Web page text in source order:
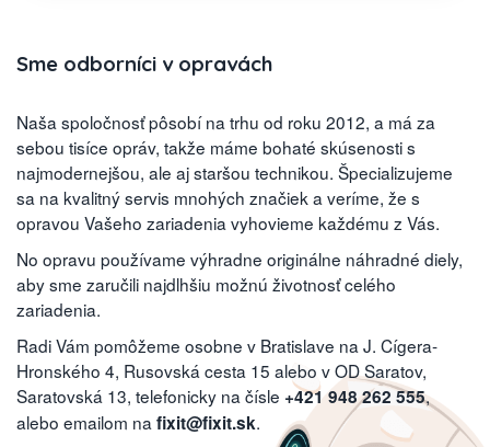
Sme odborníci v opravách
Naša spoločnosť pôsobí na trhu od roku 2012, a má za
sebou tisíce opráv, takže máme bohaté skúsenosti s
najmodernejšou, ale aj staršou technikou. Špecializujeme
sa na kvalitný servis mnohých značiek a veríme, že s
opravou Vašeho zariadenia vyhovieme každému z Vás.
No opravu používame výhradne originálne náhradné diely,
aby sme zaručili najdlhšiu možnú životnosť celého
zariadenia.
Radi Vám pomôžeme osobne v Bratislave na J. Cígera-
Hronského 4, Rusovská cesta 15 alebo v OD Saratov,
Saratovská 13, telefonicky na čísle +421 948 262 555,
alebo emailom na fixit@fixit.sk.